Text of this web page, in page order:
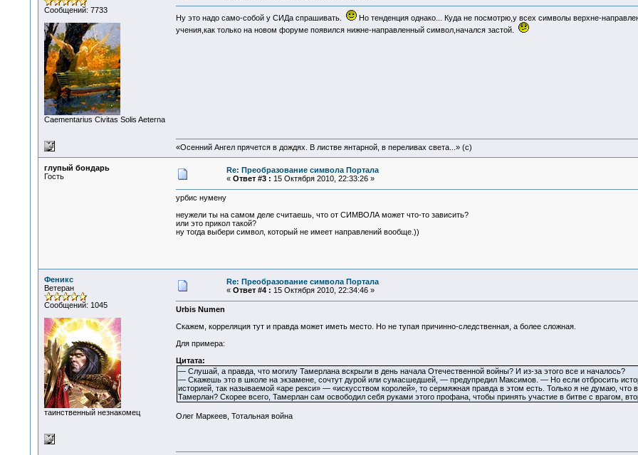
Сообщений: 7733
Сaementarius Civitas Solis Aeterna
Ну это надо само-собой у СИДа спрашивать. Но тенденция однако... Куда не посмотрю,у всех символы верхне-
учения,как только на новом форуме появился нижне-направленный символ,начался застой.
«Осенний Ангел прячется в дождях. В листве янтарной, в переливах света...» (c)
глупый бондарь
Гость
Re: Преобразование символа Портала
« Ответ #3 : 15 Октября 2010, 22:33:26 »
урбис нумену
неужели ты на самом деле считаешь, что от СИМВОЛА может что-то зависить?
или это прикол такой?
ну тогда выбери символ, который не имеет направлений вообще.))
Феникс
Ветеран
Сообщений: 1045
таинственный незнакомец
Re: Преобразование символа Портала
« Ответ #4 : 15 Октября 2010, 22:34:46 »
Urbis Numen
Скажем, корреляция тут и правда может иметь место. Но не тупая причинно-следственная, а более сложная.
Для примера:
Цитата:
— Слушай, а правда, что могилу Тамерлана вскрыли в день начала Отечественной войны? И из-за этого все и началось?
— Скажешь это в школе на экзамене, сочтут дурой или сумасшедшей, — предупредил Максимов. — Но если отбросить
историей, так называемой «аре рекси» — «искусством королей», то сермяжная правда в этом есть. Только я не думаю, что
Тамерлан? Скорее всего, Тамерлан сам освободил себя руками этого профана, чтобы принять участие в битве с врагом,
Олег Маркеев, Тотальная война